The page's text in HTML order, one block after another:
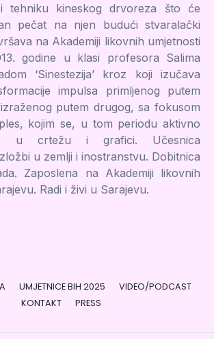
tehniku kineskog drvoreza što će
pečat na njen budući stvaralački
na Akademiji likovnih umjetnosti
godine u klasi profesora Salima
‘Sinestezija’ kroz koji izučava
impulsa primljenog putem
putem drugog, sa fokusom
kojim se, u tom periodu aktivno
u crtežu i grafici. Učesnica
u zemlji i inostranstvu. Dobitnica
Zaposlena na Akademiji likovnih
Radi i živi u Sarajevu.
UMJETNICE BIH 2025
VIDEO/PODCAST
KONTAKT
PRESS